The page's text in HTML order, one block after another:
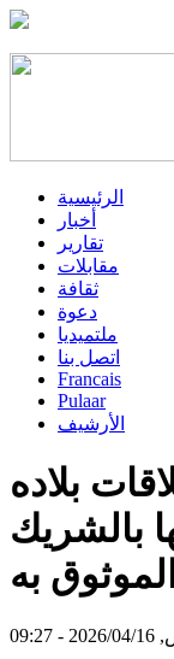
الرئيسية
أخبار
تقارير
مقابلات
ثقافة
دعوة
ملتميديا
اتصل بنا
Francais
Pulaar
الأرشيف
بلاده
بالشريك
الموثوق به